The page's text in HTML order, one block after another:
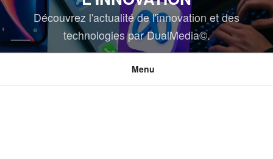
Découvrez l'actualité de l'innovation et des
technologies par DualMedia©.
Menu